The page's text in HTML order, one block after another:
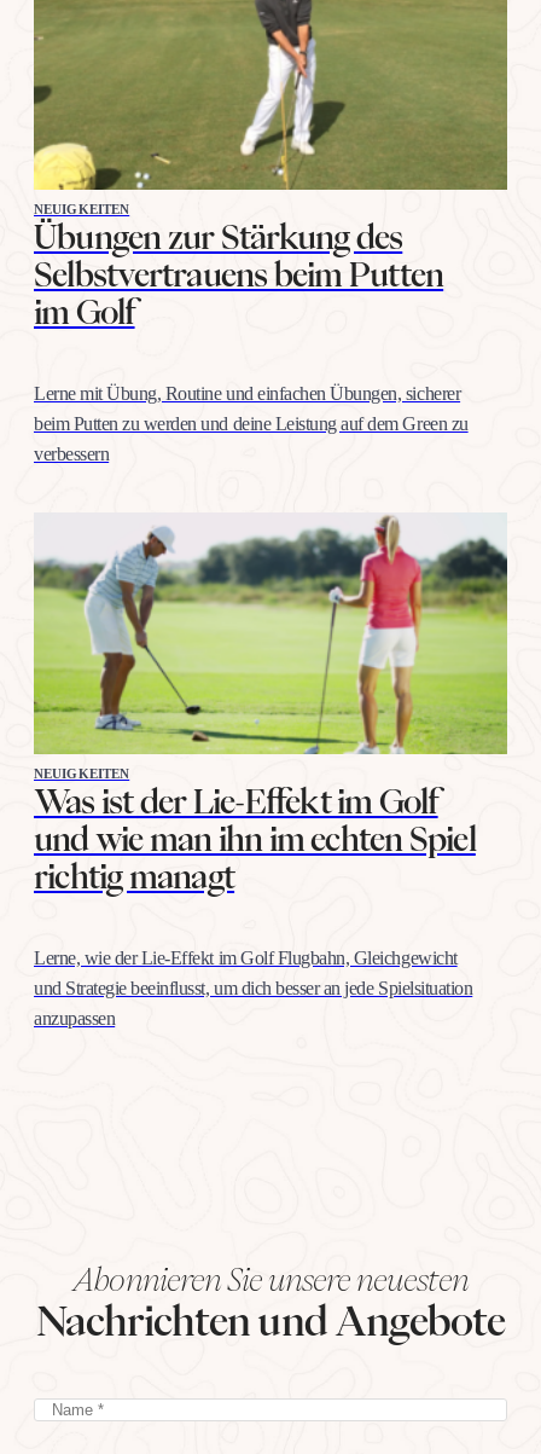
NEUIGKEITEN
Übungen zur Stärkung des
Selbstvertrauens beim Putten
im Golf
Lerne mit Übung, Routine und einfachen Übungen, sicherer
beim Putten zu werden und deine Leistung auf dem Green zu
verbessern
NEUIGKEITEN
Was ist der Lie-Effekt im Golf
und wie man ihn im echten Spiel
richtig managt
Lerne, wie der Lie-Effekt im Golf Flugbahn, Gleichgewicht
und Strategie beeinflusst, um dich besser an jede Spielsituation
anzupassen
Abonnieren Sie unsere neuesten
Nachrichten und Angebote